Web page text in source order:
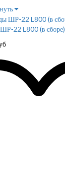
22 L800 (в сборе)